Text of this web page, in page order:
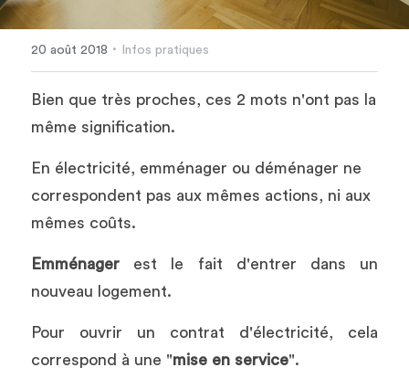
20 août 2018 · Infos pratiques
Bien que très proches, ces 2 mots n'ont pas la
même signification.
En électricité, emménager ou déménager ne
correspondent pas aux mêmes actions, ni aux
mêmes coûts.
Emménager est le fait d'entrer dans un
nouveau logement.
Pour ouvrir un contrat d'électricité, cela
correspond à une "mise en service".